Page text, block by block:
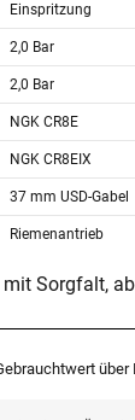
Einspritzung
2,0 Bar
2,0 Bar
NGK CR8E
NGK CR8EIX
37 mm USD-Gabel
Riemenantrieb
Sorgfalt,
über